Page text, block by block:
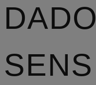
DADO
SENS